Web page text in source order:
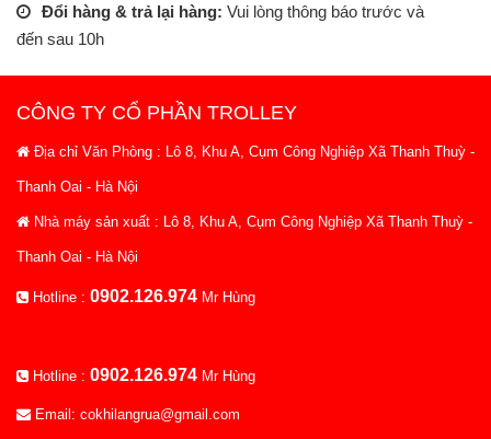
Đổi hàng & trả lại hàng: Vui lòng thông báo trước và
đến sau 10h
CÔNG TY CỔ PHẦN TROLLEY
Địa chỉ Văn Phòng : Lô 8, Khu A, Cụm Công Nghiệp Xã Thanh Thuỳ -
Thanh Oai - Hà Nội
Nhà máy sản xuất : Lô 8, Khu A, Cụm Công Nghiệp Xã Thanh Thuỳ -
Thanh Oai - Hà Nội
Hotline : 0902.126.974 Mr Hùng
Hotline : 0902.126.974 Mr Hùng
Email: cokhilangrua@gmail.com